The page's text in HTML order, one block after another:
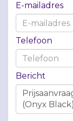
E-mailadres
Telefoon
Bericht